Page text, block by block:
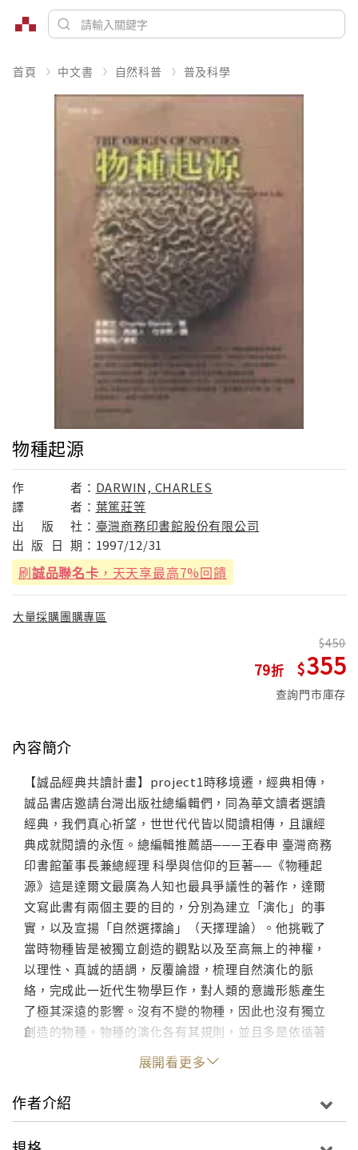
首頁 中文書 自然科普 普及科學
物種起源
作 者： DARWIN, CHARLES
譯
者： 葉篤莊等
出
版 社： 臺灣商務印書館股份有限公司
出 版 日 期： 1997/12/31
刷誠品聯名卡 ，天天享最高7%回饋
大量採購團購專區
79
450
355
查詢門市庫存
內容簡介
【誠品經典共讀計畫】project1時移境遷，經典相傳，
誠品書店邀請台灣出版社總編輯們，同為華文讀者選讀
經典，我們真心祈望，世世代代皆以閱讀相傳，且讓經
典成就閱讀的永恆。總編輯推薦語───王春申 臺灣商務
印書館董事長兼總經理 科學與信仰的巨著──《物種起
源》這是達爾文最廣為人知也最具爭議性的著作，達爾
文寫此書有兩個主要的目的，分別為建立「演化」的事
實，以及宣揚「自然選擇論」（天擇理論）。他挑戰了
當時物種皆是被獨立創造的觀點以及至高無上的神權，
以理性、真誠的語調，反覆論證，梳理自然演化的脈
絡，完成此一近代生物學巨作，對人類的意識形態產生
了極其深遠的影響。沒有不變的物種，因此也沒有獨立
創造的物種。物種的演化各有其規則，並且多是依循著
自然選擇而來，自然選擇的過程極為緩慢，但卻是真實
存在著。生物的變異量是無止境的，生物彼此之間的關
係及各種生物的物理生活條件互相適應的複雜關係也是
無止境的，生物從最初一直到現今、未來，分分秒秒都
展開看更多
作者介紹